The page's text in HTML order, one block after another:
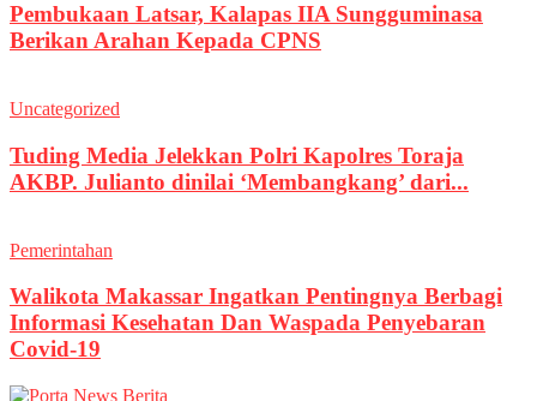
Pembukaan Latsar, Kalapas IIA Sungguminasa
Berikan Arahan Kepada CPNS
Uncategorized
Tuding Media Jelekkan Polri Kapolres Toraja
AKBP. Julianto dinilai ‘Membangkang’ dari...
Pemerintahan
Walikota Makassar Ingatkan Pentingnya Berbagi
Informasi Kesehatan Dan Waspada Penyebaran
Covid-19